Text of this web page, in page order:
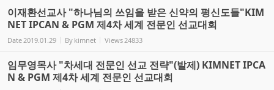
이재환선교사 "하나님의 쓰임을 받은 신약의 평신도들"KIM
NET IPCAN & PGM 제4차 세계 전문인 선교대회
Date2019.01.29 By kimnet Views24833
임무영목사 "차세대 전문인 선교 전략"(발제) KIMNET IPCA
N & PGM 제4차 세계 전문인 선교대회